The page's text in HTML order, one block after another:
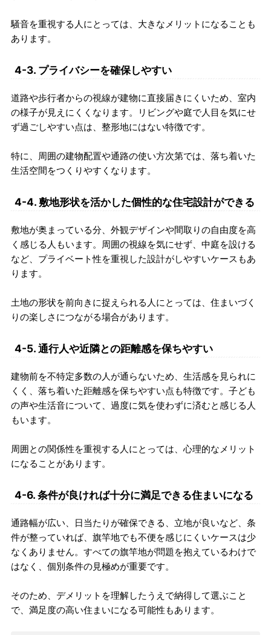
騒音を重視する人にとっては、大きなメリットになることも
あります。
4-3. プライバシーを確保しやすい
道路や歩行者からの視線が建物に直接届きにくいため、室内
の様子が見えにくくなります。リビングや庭で人目を気にせ
ず過ごしやすい点は、整形地にはない特徴です。
特に、周囲の建物配置や通路の使い方次第では、落ち着いた
生活空間をつくりやすくなります。
4-4. 敷地形状を活かした個性的な住宅設計ができる
敷地が奥まっている分、外観デザインや間取りの自由度を高
く感じる人もいます。周囲の視線を気にせず、中庭を設ける
など、プライベート性を重視した設計がしやすいケースもあ
ります。
土地の形状を前向きに捉えられる人にとっては、住まいづく
りの楽しさにつながる場合があります。
4-5. 通行人や近隣との距離感を保ちやすい
建物前を不特定多数の人が通らないため、生活感を見られに
くく、落ち着いた距離感を保ちやすい点も特徴です。子ども
の声や生活音について、過度に気を使わずに済むと感じる人
もいます。
周囲との関係性を重視する人にとっては、心理的なメリット
になることがあります。
4-6. 条件が良ければ十分に満足できる住まいになる
通路幅が広い、日当たりが確保できる、立地が良いなど、条
件が整っていれば、旗竿地でも不便を感じにくいケースは少
なくありません。すべての旗竿地が問題を抱えているわけで
はなく、個別条件の見極めが重要です。
そのため、デメリットを理解したうえで納得して選ぶこと
で、満足度の高い住まいになる可能性もあります。